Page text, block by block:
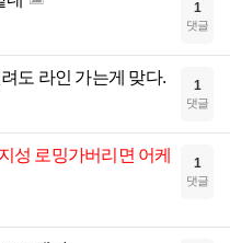
1
댓글
도 라인 가는게 맞다. 1
댓글
성 로밍가버리면 어케
1
댓글